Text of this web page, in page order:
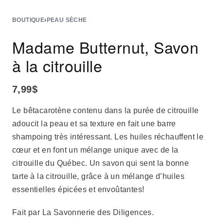
BOUTIQUE›PEAU SÈCHE
Madame Butternut, Savon
à la citrouille
7,99$
Le bêtacarotène contenu dans la purée de citrouille
adoucit la peau et sa texture en fait une barre
shampoing très intéressant. Les huiles réchauffent le
cœur et en font un mélange unique avec de la
citrouille du Québec. Un savon qui sent la bonne
tarte à la citrouille, grâce à un mélange d’huiles
essentielles épicées et envoûtantes!
Fait par La Savonnerie des Diligences.